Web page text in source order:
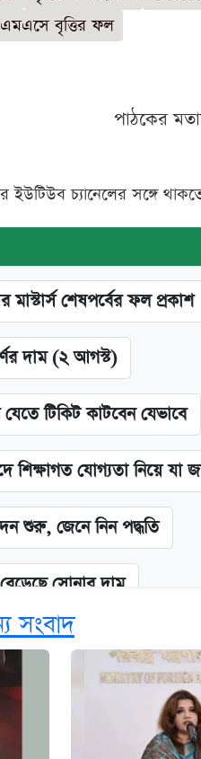
বৃত্তির ফল
পাঠকের
ইউটিউব চ্যানেলের সঙ্গে
মাস্টার্স শেষপর্বের ফল প্রকাশ
দাম (২ আগস্ট)
টিকিট কাটবেন যেভাবে
শিক্ষাগত যোগ্যতা নিয়ে যা
শুরু, জেনে নিন পদ্ধতি
সোনার দাম
যৌনকর্মীর দালাল অ্যাডলফ
যেসব মার্কেট-দোকানপাট
সংবাদ